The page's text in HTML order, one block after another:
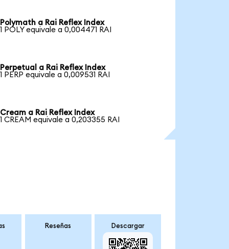
Polymath a Rai Reflex Index
1 POLY equivale a 0,004471 RAI
Perpetual a Rai Reflex Index
1 PERP equivale a 0,009531 RAI
Cream a Rai Reflex Index
1 CREAM equivale a 0,203355 RAI
Reseñas Descargar